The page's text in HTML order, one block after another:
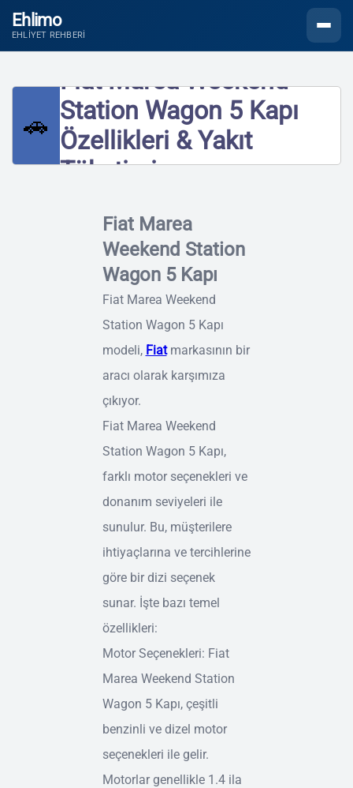
Ehlimo
EHLIYET REHBERI
🚗
Fiat Marea Weekend
Station Wagon 5 Kapı
Özellikleri & Yakıt
Tüketimi
Fiat Marea
Weekend Station
Wagon 5 Kapı
Fiat Marea Weekend
Station Wagon 5 Kapı
modeli, Fiatmarkasının bir
aracı olarak karşımıza
çıkıyor.
Fiat Marea Weekend
Station Wagon 5 Kapı,
farklı motor seçenekleri ve
donanım seviyeleri ile
sunulur. Bu, müşterilere
ihtiyaçlarına ve tercihlerine
göre bir dizi seçenek
sunar. İşte bazı temel
özellikleri:
Motor Seçenekleri: Fiat
Marea Weekend Station
Wagon 5 Kapı, çeşitli
benzinli ve dizel motor
seçenekleri ile gelir.
Motorlar genellikle 1.4 ila